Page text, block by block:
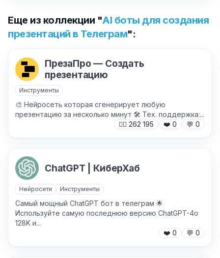
Еще из коллекции "AI боты для создания
презентаций в Телеграм":
ПрезаПро — Создать
презентацию
Инструменты
🎨 Нейросеть которая сгенерирует любую
презентацию за несколько минут 🛠 Тех. поддержка:...
🙍‍♂️ 262 195 ❤️ 0 💬 0
ChatGPT | КиберХаб
Нейросети Инструменты
Самый мощный ChatGPT бот в телеграм 🌟
Используйте самую последнюю версию ChatGPT-4o
128K и...
❤️ 0 💬 0